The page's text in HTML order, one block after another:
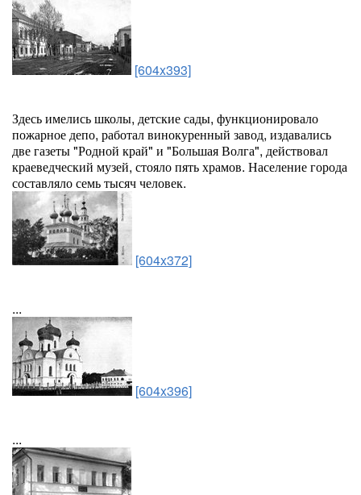
[604x393]
Здесь имелись школы, детские сады, функционировало
пожарное депо, работал винокуренный завод, издавались
две газеты "Родной край" и "Большая Волга", действовал
краеведческий музей, стояло пять храмов. Население города
составляло семь тысяч человек.
[604x372]
...
[604x396]
...